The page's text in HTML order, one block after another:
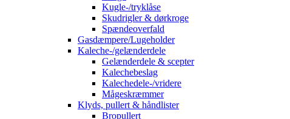
Kugle-/tryklåse
Skudrigler & dørkroge
Spændeoverfald
Gasdæmpere/Lugeholder
Kaleche-/gelænderdele
Gelænderdele & scepter
Kalechebeslag
Kalechedele-/vridere
Mågeskræmmer
Klyds, pullert & håndlister
Bropullert